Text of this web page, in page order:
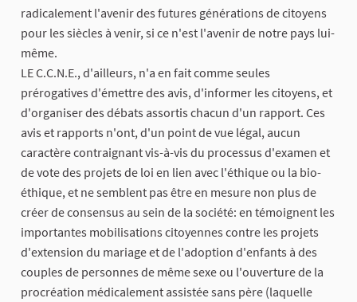
radicalement l'avenir des futures générations de citoyens
pour les siècles à venir, si ce n'est l'avenir de notre pays lui-
même.
LE C.C.N.E., d'ailleurs, n'a en fait comme seules
prérogatives d'émettre des avis, d'informer les citoyens, et
d'organiser des débats assortis chacun d'un rapport. Ces
avis et rapports n'ont, d'un point de vue légal, aucun
caractère contraignant vis-à-vis du processus d'examen et
de vote des projets de loi en lien avec l'éthique ou la bio-
éthique, et ne semblent pas être en mesure non plus de
créer de consensus au sein de la société: en témoignent les
importantes mobilisations citoyennes contre les projets
d'extension du mariage et de l'adoption d'enfants à des
couples de personnes de même sexe ou l'ouverture de la
procréation médicalement assistée sans père (laquelle